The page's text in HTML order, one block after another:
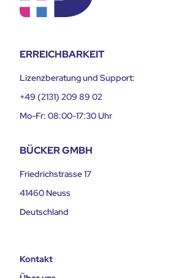
ERREICHBARKEIT
Lizenzberatung und Support:
+49 (2131) 209 89 02
Mo-Fr: 08:00-17:30 Uhr
BÜCKER GMBH
Friedrichstrasse 17
41460 Neuss
Deutschland
Kontakt